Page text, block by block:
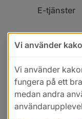
E-tjänster
Vi använder
Vi använder
fungera på ett
medan andra